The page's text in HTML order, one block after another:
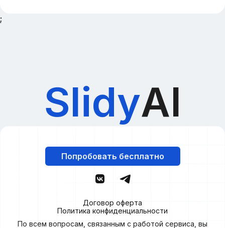
;
SlidyAI
Попробовать бесплатно
Договор оферта
Политика конфиденциальности
По всем вопросам, связанным с работой сервиса, вы